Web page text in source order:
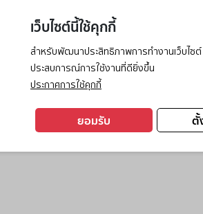
เว็บไซต์นี้ใช้คุกกี้
สำหรับพัฒนาประสิทธิภาพการทำงานเว็บไซ
ประสบการณ์การใช้งานที่ดียิ่งขึ้น
ประกาศการใช้คุกกี้
ตั้
ยอมรับ
has occurred while loading